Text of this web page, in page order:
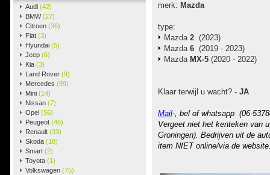
Audi (42)
BMW(27)
Citroen (36)
Fiat (3)
Hyundai (5)
Jeep (6)
Kia (3)
Land Rover (9)
Mercedes (99)
Mini (14)
Nissan (7)
Opel (56)
Peugeot (46)
Renault (33)
Skoda (18)
Smart (2)
Toyota (1)
Volkswagen (75)
merk: Mazda
type:
Mazda 2 (2023)
Mazda 6 (2019 - 2023)
Mazda MX-5 (2020 - 2022)
Klaar terwijl u wacht? - JA
Mail-, bel of whatsapp (06-
Vergeet niet het kenteken van
Groningen). Bedrijven uit de
item NIET online/via de